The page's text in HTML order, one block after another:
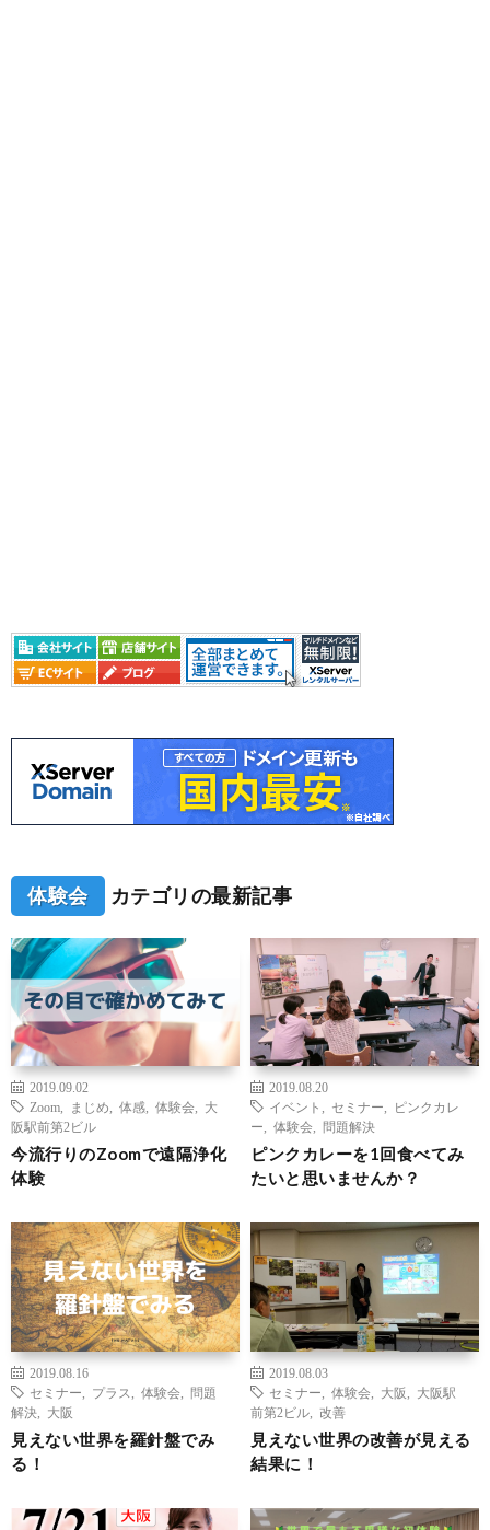
体験会 カテゴリの最新記事
2019.09.02
Zoom
まじめ 体感 体験会
大
阪駅前第2ビル
今流行りのZoomで遠隔浄化
体験
2019.08.20
イベント
セミナー
ピンクカレ
ー
体験会 問題解決
ピンクカレーを1回食べてみ
たいと思いませんか？
2019.08.16
セミナー
プラス 体験会
問題
解決
大阪
見えない世界を羅針盤でみ
る！
2019.08.03
セミナー
体験会 大阪
大阪駅
前第2ビル
改善
見えない世界の改善が見える
結果に！